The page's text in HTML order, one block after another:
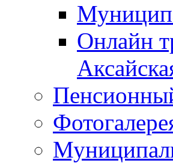
Онлайн